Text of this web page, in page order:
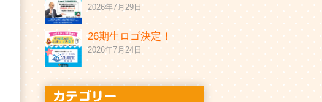
2026年7月29日
26期生ロゴ決定！
2026年7月24日